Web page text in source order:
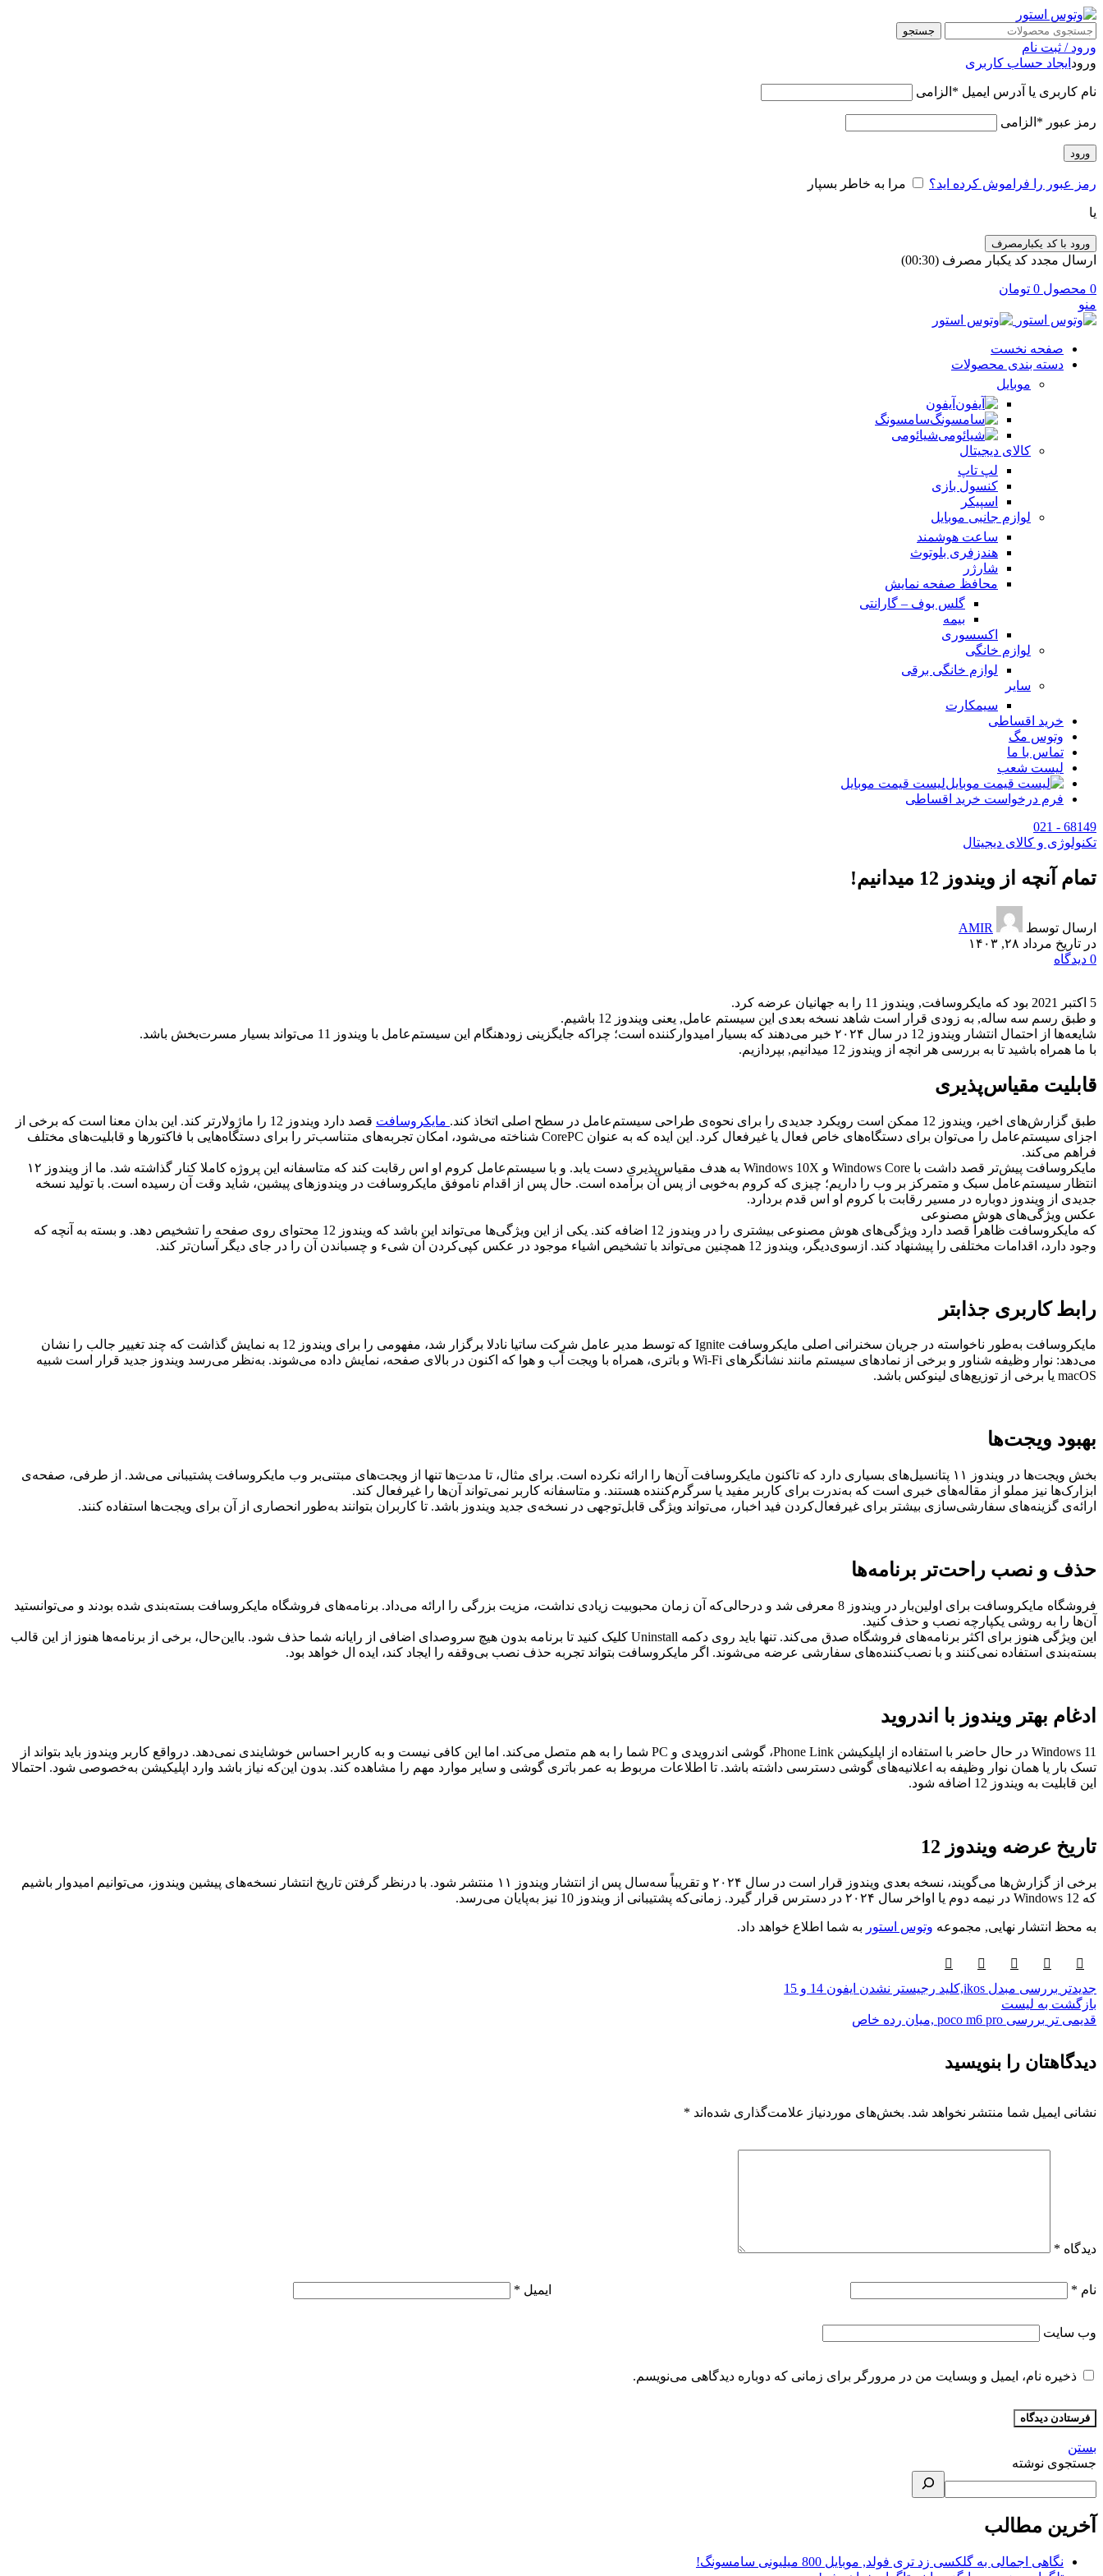
جستجو
ورود / ثبت نام
ورود ایجاد حساب کاربری
نام کاربری یا آدرس ایمیل * الزامی
رمز عبور * الزامی
ورود
رمز عبور را فراموش کرده اید؟ مرا به خاطر بسپار
یا
ورود با کد یکبارمصرف
ارسال مجدد کد یکبار مصرف (00:
30
)
0 محصول 0 تومان
منو
صفحه نخست
دسته بندی محصولات
موبایل
آیفون
سامسونگ
شیائومی
کالای دیجیتال
لپ تاپ
کنسول بازی
اسپیکر
لوازم جانبی موبایل
ساعت هوشمند
هندزفری بلوتوث
شارژر
محافظ صفحه نمایش
گلس بوف – گارانتی
بیمه
اکسسوری
لوازم خانگی
لوازم خانگی برقی
سایر
سیمکارت
خرید اقساطی
وتوس مگ
تماس با ما
لیست شعب
لیست قیمت موبایل
فرم درخواست خرید اقساطی
68149 - 021
تکنولوژی و کالای دیجیتال
تمام آنچه از ویندوز 12 میدانیم!
ارسال توسط
AMIR
در تاریخ مرداد ۲۸, ۱۴۰۳
0 دیدگاه
5 اکتبر 2021 بود که مایکروسافت, ویندوز 11 را به جهانیان عرضه کرد.
و طبق رسم سه ساله, به زودی قرار است شاهد نسخه بعدی این سیستم عامل, یعنی ویندوز 12 باشیم.
شایعه‌ها از احتمال انتشار ویندوز 12 در سال ۲۰۲۴ خبر می‌دهند که بسیار امیدوارکننده است؛ چراکه جایگزینی زودهنگام این سیستم‌عامل با ویندوز 11 می‌تواند بسیار مسرت‌بخش باشد.
با ما همراه باشید تا به بررسی هر انچه از ویندوز 12 میدانیم, بپردازیم.
قابلیت مقیاس‌پذیری
طبق گزارش‌های اخیر، ویندوز 12 ممکن است رویکرد جدیدی را برای نحوه‌ی طراحی سیستم‌عامل در سطح اصلی اتخاذ کند. مایکروسافت
قصد دارد ویندوز 12 را ماژولارتر کند. این بدان معنا است که برخی از
اجزای سیستم‌عامل را می‌توان برای دستگاه‌های خاص فعال یا غیرفعال کرد. این ایده که به عنوان CorePC شناخته می‌شود، امکان تجربه‌های متناسب‌تر را برای دستگاه‌هایی با فاکتورها و قابلیت‌های مختلف
فراهم می‌کند.
مایکروسافت پیش‌تر قصد داشت با Windows Core و Windows 10X به هدف مقیاس‌پذیری دست یابد. و با سیستم‌عامل کروم او اس رقابت کند که متاسفانه این پروژه کاملا کنار گذاشته شد. ما از ویندوز ۱۲
انتظار سیستم‌عامل سبک و متمرکز بر وب را داریم؛ چیزی که کروم به‌خوبی از پس آن برآمده است. حال پس از اقدام ناموفق مایکروسافت در ویندوزهای پیشین، شاید وقت آن رسیده است. با تولید نسخه
جدیدی از ویندوز دوباره در مسیر رقابت با کروم او اس قدم بردارد.
عکس ویژگی‌های هوش مصنوعی
که مایکروسافت ظاهراً قصد دارد ویژگی‌های هوش مصنوعی بیشتری را در ویندوز 12 اضافه کند. یکی از این ویژگی‌ها می‌تواند این باشد که ویندوز 12 محتوای روی صفحه را تشخیص دهد. و بسته به آنچه که
وجود دارد، اقدامات مختلفی را پیشنهاد کند. ازسوی‌دیگر، ویندوز 12 همچنین می‌تواند با تشخیص اشیاء موجود در عکس کپی‌کردن آن شیء و چسباندن آن را در جای دیگر آسان‌تر کند.
رابط کاربری جذابتر
مایکروسافت به‌طور ناخواسته در جریان سخنرانی اصلی مایکروسافت Ignite که توسط مدیر عامل شرکت ساتیا نادلا برگزار شد، مفهومی را برای ویندوز 12 به نمایش گذاشت که چند تغییر جالب را نشان
می‌دهد: نوار وظیفه شناور و برخی از نمادهای سیستم مانند نشانگرهای Wi-Fi و باتری، همراه با ویجت آب و هوا که اکنون در بالای صفحه، نمایش داده می‌شوند. به‌نظر می‌رسد ویندوز جدید قرار است شبیه
macOS یا برخی از توزیع‌های لینوکس باشد.
بهبود ویجت‌ها
بخش ویجت‌ها در ویندوز ۱۱ پتانسیل‌های بسیاری دارد که تاکنون مایکروسافت آن‌ها را ارائه نکرده است. برای مثال، تا مدت‌ها تنها از ویجت‌های مبتنی‌بر وب مایکروسافت پشتیبانی می‌شد. از طرفی،‌ صفحه‌ی
ابزارک‌ها نیز مملو از مقاله‌های خبری است که به‌ندرت برای کاربر مفید یا سرگرم‌کننده هستند. و متاسفانه کاربر نمی‌تواند آن‌ها را غیرفعال کند.
ارائه‌ی گزینه‌های سفارشی‌سازی بیشتر برای غیرفعال‌کردن فید اخبار، می‌تواند ویژگی‌ قابل‌توجهی در نسخه‌ی جدید ویندوز باشد. تا کاربران بتوانند به‌طور انحصاری از آن برای ویجت‌ها استفاده کنند.
حذف و نصب راحت‌تر برنامه‌ها
فروشگاه مایکروسافت برای اولین‌بار در ویندوز 8 معرفی شد و درحالی‌که آن زمان محبوبیت زیادی نداشت، مزیت بزرگی را ارائه می‌داد. برنامه‌های فروشگاه مایکروسافت بسته‌بندی شده بودند و می‌توانستید
آن‌ها را به روشی یکپارچه نصب و حذف کنید.
این ویژگی هنوز برای اکثر برنامه‌های فروشگاه صدق می‌کند. تنها باید روی دکمه Uninstall کلیک کنید تا برنامه بدون هیچ سرو‌صدای اضافی از رایانه شما حذف شود. بااین‌حال، برخی از برنامه‌ها هنوز از این قالب
بسته‌بندی استفاده نمی‌کنند و با نصب‌کننده‌های سفارشی عرضه می‌شوند. اگر مایکروسافت بتواند تجربه حذف نصب بی‌وقفه را ایجاد کند، ایده ال خواهد بود.
ادغام بهتر ویندوز با اندروید
Windows 11 در حال حاضر با استفاده از اپلیکیشن Phone Link، گوشی اندرویدی و PC شما را به هم متصل می‌کند. اما این کافی نیست و به کاربر احساس خوشایندی نمی‌دهد. درواقع کاربر ویندوز باید بتواند از
تسک بار یا همان نوار وظیفه به اعلانیه‌های گوشی دسترسی داشته باشد. تا اطلاعات مربوط به عمر باتری گوشی و سایر موارد مهم را مشاهده کند. بدون این‌که نیاز باشد وارد اپلیکیشن به‌خصوصی شود. احتمالا
این قابلیت به ویندوز 12 اضافه شود.
تاریخ عرضه ویندوز 12
برخی از گزارش‌ها می‌گویند، نسخه بعدی ویندوز قرار است در سال ۲۰۲۴ و تقریباً سه‌سال پس از انتشار ویندوز ۱۱ منتشر شود. با درنظر گرفتن تاریخ انتشار نسخه‌های پیشین ویندوز، می‌توانیم امیدوار باشیم
که Windows 12 در نیمه دوم یا اواخر سال ۲۰۲۴ در دسترس قرار گیرد. زمانی‌که پشتیبانی از ویندوز 10 نیز به‌پایان می‌رسد.
به محظ انتشار نهایی, مجموعه وتوس استور به شما اطلاع خواهد داد.
جدیدتر بررسی مبدل ikos,کلید رجیستر نشدن ایفون 14 و 15
بازگشت به لیست
قدیمی تر بررسی poco m6 pro ,میان رده خاص
دیدگاهتان را بنویسید
نشانی ایمیل شما منتشر نخواهد شد. بخش‌های موردنیاز علامت‌گذاری شده‌اند *
دیدگاه *
نام * ایمیل *
وب‌ سایت
ذخیره نام، ایمیل و وبسایت من در مرورگر برای زمانی که دوباره دیدگاهی می‌نویسم.
بستن
جستجوی نوشته
آخرین مطالب
نگاهی اجمالی به گلکسی زد تری فولد, موبایل 800 میلیونی سامسونگ!